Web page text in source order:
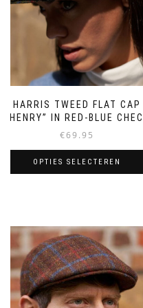
HARRIS TWEED FLAT CAP
“HENRY” IN RED-BLUE
€69.95
OPTIES SELECTEREN
meerdere
variaties.
Deze
optie
kan
gekozen